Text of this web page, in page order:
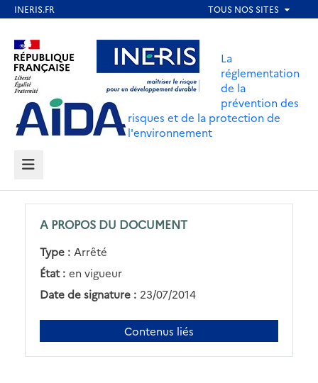
contenu
principal
Aller au contenu Aller au menu
Aller au pied de page
La
réglementation
de la
prévention des
risques et de la protection de
l'environnement
MENU
A PROPOS DU DOCUMENT
Type : Arrêté
État : en vigueur
Date de signature : 23/07/2014
Contenus liés